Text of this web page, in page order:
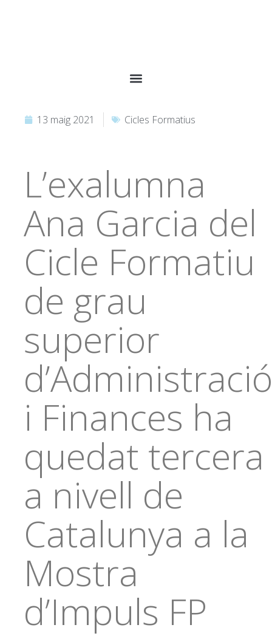
13 maig 2021 Cicles Formatius
L’exalumna
Ana Garcia del
Cicle Formatiu
de grau
superior
d’Administració
i Finances ha
quedat tercera
a nivell de
Catalunya a la
Mostra
d’Impuls FP